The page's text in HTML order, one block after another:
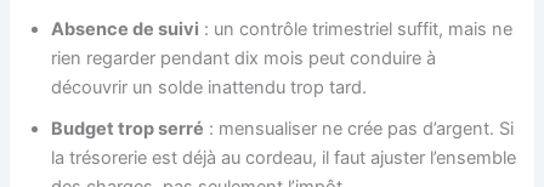
Absence de suivi : un contrôle trimestriel suffit, mais ne
rien regarder pendant dix mois peut conduire à
découvrir un solde inattendu trop tard.
Budget trop serré : mensualiser ne crée pas d’argent. Si
la trésorerie est déjà au cordeau, il faut ajuster l’ensemble